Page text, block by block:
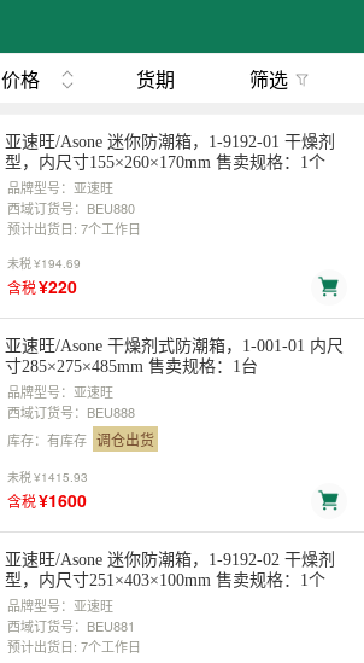
价格 货期 筛选
亚速旺/Asone 迷你防潮箱，1-9192-01 干燥剂
型，内尺寸155×260×170mm 售卖规格：1个
品牌型号：亚速旺
西域订货号：BEU880
预计出货日: 7个工作日
未税¥194.69
含税¥220
亚速旺/Asone 干燥剂式防潮箱，1-001-01 内尺
寸285×275×485mm 售卖规格：1台
品牌型号：亚速旺
西域订货号：BEU888
库存：有库存 调仓出货
未税¥1415.93
含税¥1600
亚速旺/Asone 迷你防潮箱，1-9192-02 干燥剂
型，内尺寸251×403×100mm 售卖规格：1个
品牌型号：亚速旺
西域订货号：BEU881
预计出货日: 7个工作日